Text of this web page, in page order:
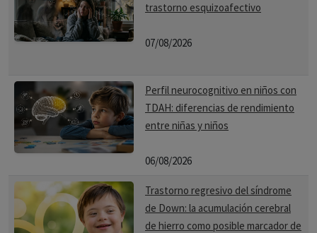
trastorno esquizoafectivo
07/08/2026
Perfil neurocognitivo en niños con
TDAH: diferencias de rendimiento
entre niñas y niños
06/08/2026
Trastorno regresivo del síndrome
de Down: la acumulación cerebral
de hierro como posible marcador de